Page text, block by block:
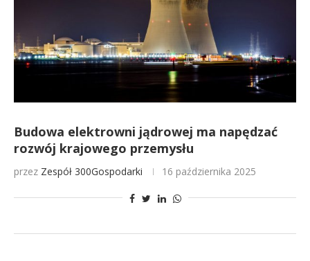
Budowa elektrowni jądrowej ma napędzać
rozwój krajowego przemysłu
przez Zespół 300Gospodarki 16 października 2025